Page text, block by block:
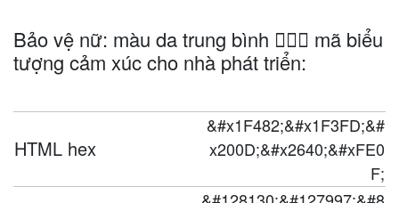
Bảo vệ nữ: màu da trung bình 💂🏽‍♀️ mã biểu
tượng cảm xúc cho nhà phát triển:
HTML hex
&#x1F482;&#x1F3FD;&#
x200D;&#x2640;&#xFE0
F;